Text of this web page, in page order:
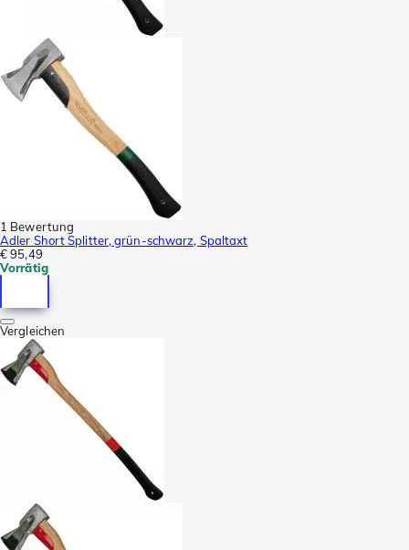
1 Bewertung
Adler Short Splitter, grün-schwarz, Spaltaxt
€ 95,49
Vorrätig
Vergleichen